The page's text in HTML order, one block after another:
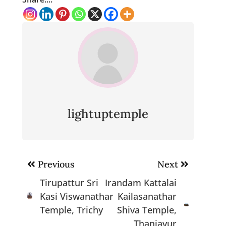
lightuptemple
Post
navigation
Previous
Tirupattur Sri
Kasi Viswanathar
Temple, Trichy
Next
Irandam Kattalai
Kailasanathar
Shiva Temple,
Thanjavur